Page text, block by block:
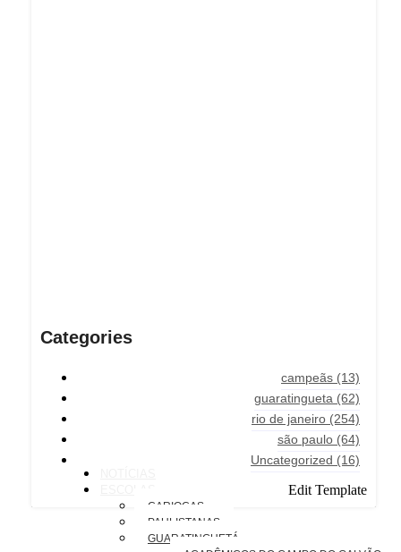
Categories
campeãs (13)
guaratingueta (62)
rio de janeiro (254)
são paulo (64)
Uncategorized (16)
Edit Template
CARIOCAS
PAULISTANAS
GUARATINGUETÁ